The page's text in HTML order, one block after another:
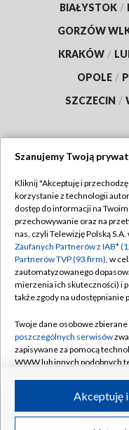
BIAŁYSTOK /
GORZÓW
KRAKÓW /
OPOLE /
SZCZECIN /
Abonament TVP
Emisja w TVP
Centrum informacji
Naziemna Telewizja
Rada Programowa
System NOS
Informacje o nadawcy
Program dla prasy
©2026
Szanujemy Twoją
Kliknij "Akceptuję i
korzystanie z technologii
dostęp do informacji na
przechowywanie oraz na
nas, czyli Telewizję Polską
Zaufanych Partnerów z IAB*
Partnerów TVP (93 firm), w
zautomatyzowanego
mierzenia ich skuteczności) i
także zgody na udostępnianie
Twoje dane osobowe
poszczególnych serwisów
zapisywane za pomocą
WWW lub innych podobnych
ruchu w Internecie.
Twoje dane osobowe
Akceptuję